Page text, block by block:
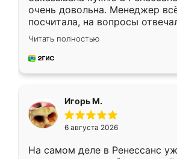
очень довольна. Менеджер
посчитала, на вопросы
Замерщик приехал в субботу,
делу со всей
за день, ребята работали
Читать полностью
Игорь М.
6 августа 2026
На самом деле в Ренессанс